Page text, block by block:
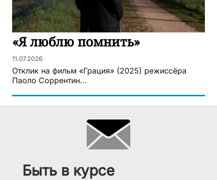
«Я люблю помнить»
11.07.2026
Отклик на фильм «Грация» (2025) режиссёра
Паоло Соррентин...
Быть в курсе